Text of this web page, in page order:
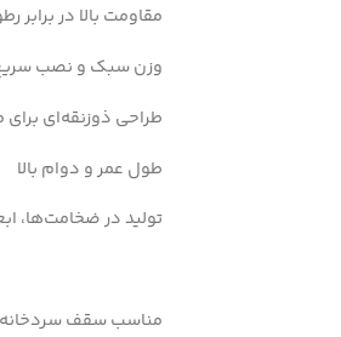
مقاومت بالا در
وزن سبک و نصب
طراحی ذوزنقه‌ای
طول عمر و دوام بالا
تولید در ضخامت‌ها،
مناسب سقف